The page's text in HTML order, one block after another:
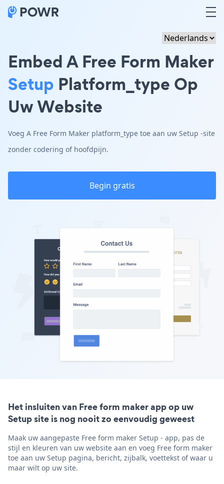
Embed A Free Form Maker
Setup Platform_type Op
Uw Website
Voeg A Free Form Maker platform_type toe aan uw Setup -site
zonder codering of hoofdpijn.
Begin gratis
Het insluiten van Free form maker app op uw
Setup site is nog nooit zo eenvoudig geweest
Maak uw aangepaste Free form maker Setup - app, pas de
stijl en kleuren van uw website aan en voeg Free form maker
toe aan uw Setup pagina, bericht, zijbalk, voettekst of waar u
maar wilt op uw site.